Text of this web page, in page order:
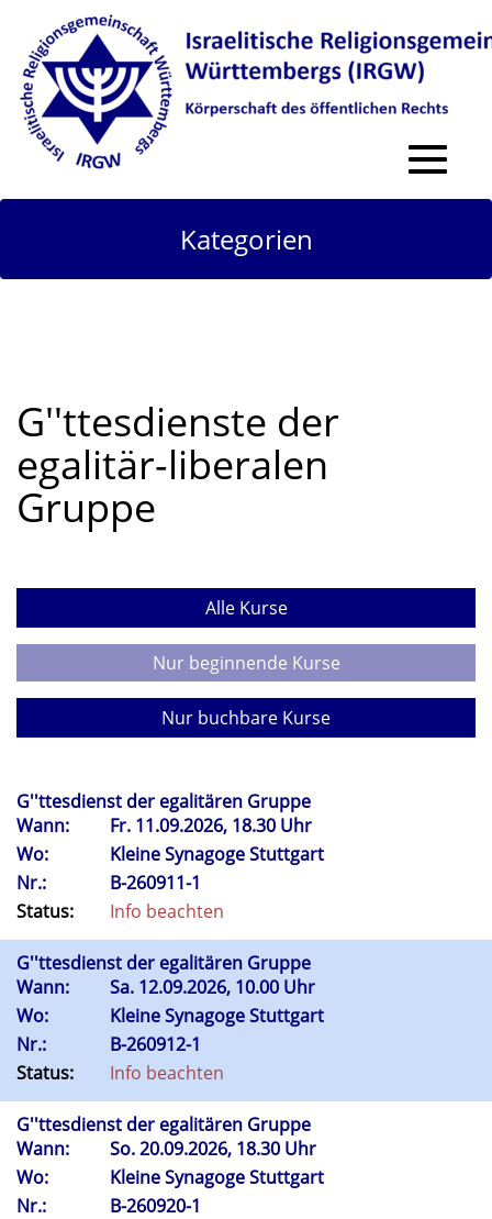
Toggle
Kategorien
G''ttesdienste der
egalitär-liberalen
Gruppe
Alle Kurse
Nur beginnende Kurse
Nur buchbare Kurse
G''ttesdienst der egalitären Gruppe
Wann:
Fr. 11.09.2026, 18.30 Uhr
Wo:
Kleine Synagoge Stuttgart
Nr.:
B-260911-1
Status:
Info beachten
G''ttesdienst der egalitären Gruppe
Wann:
Sa. 12.09.2026, 10.00 Uhr
Wo:
Kleine Synagoge Stuttgart
Nr.:
B-260912-1
Status:
Info beachten
G''ttesdienst der egalitären Gruppe
Wann:
So.20.09.2026, 18.30 Uhr
Wo:
Kleine Synagoge Stuttgart
Nr.:
B-260920-1